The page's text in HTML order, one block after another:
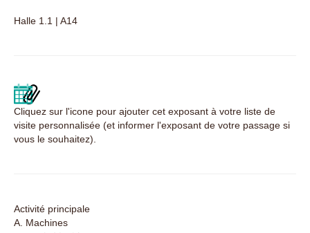
Halle 1.1 | A14
Cliquez sur l'icone pour ajouter cet exposant à votre liste de
visite personnalisée (et informer l'exposant de votre passage si
vous le souhaitez).
Activité principale
A. Machines